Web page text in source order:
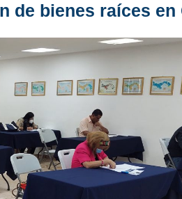
de bienes raíces